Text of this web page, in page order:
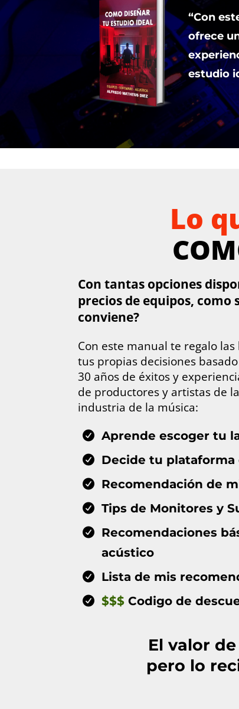
“Con
ofrece
estudio
Lo
Con tantas opciones
precios de equipos, como
conviene?
Con este manual te regalo
tus propias decisiones
30 años de éxitos y
de productores y artistas de la
industria de la música:
Aprende escoger tu
Decide tu plataforma
Recomendación de
Tips de Monitores y
Recomendaciones
acústico
Lista de mis
$$$ Codigo de
El valor
pero lo